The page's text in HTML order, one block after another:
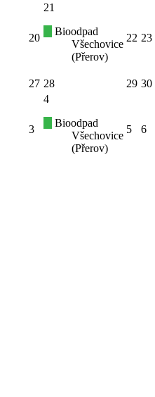
20
21
Bioodpad
Všechovice
(Přerov)
22 23
27 28 29 30
3
4
Bioodpad
Všechovice
(Přerov)
5 6